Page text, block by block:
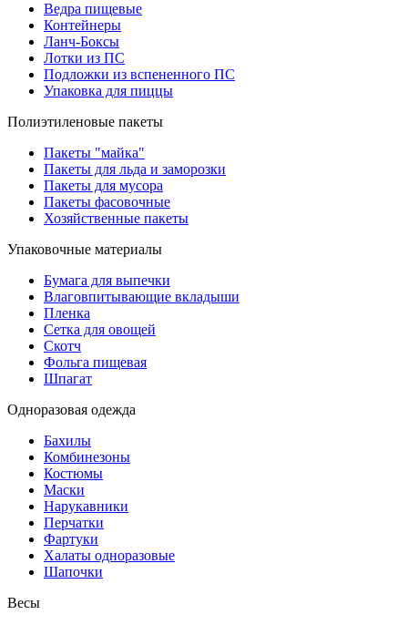
Ведра пищевые
Контейнеры
Ланч-Боксы
Лотки из ПС
Подложки из вспененного ПС
Упаковка для пиццы
Полиэтиленовые пакеты
Пакеты "майка"
Пакеты для льда и заморозки
Пакеты для мусора
Пакеты фасовочные
Хозяйственные пакеты
Упаковочные материалы
Бумага для выпечки
Влаговпитывающие вкладыши
Пленка
Сетка для овощей
Скотч
Фольга пищевая
Шпагат
Одноразовая одежда
Бахилы
Комбинезоны
Костюмы
Маски
Нарукавники
Перчатки
Фартуки
Халаты одноразовые
Шапочки
Весы